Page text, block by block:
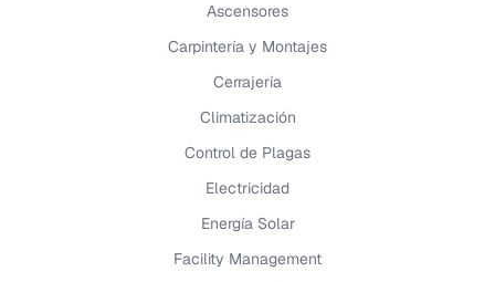
Ascensores
Carpintería y Montajes
Cerrajería
Climatización
Control de Plagas
Electricidad
Energía Solar
Facility Management